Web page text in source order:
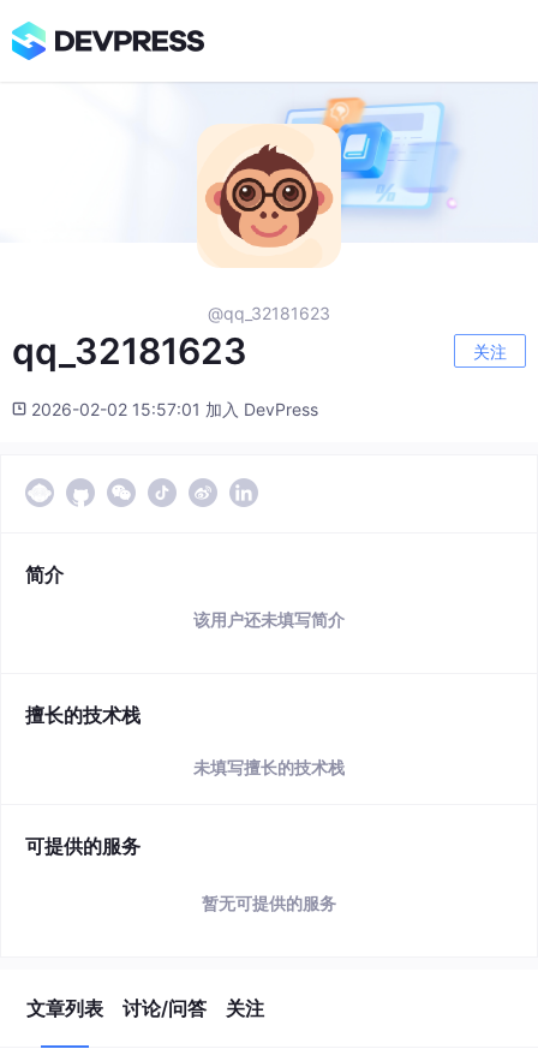
@qq_32181623
qq_32181623 关注
2026-02-02 15:57:01 加入 DevPress
简介
该用户还未填写简介
擅长的技术栈
未填写擅长的技术栈
可提供的服务
暂无可提供的服务
文章列表 讨论/问答 关注